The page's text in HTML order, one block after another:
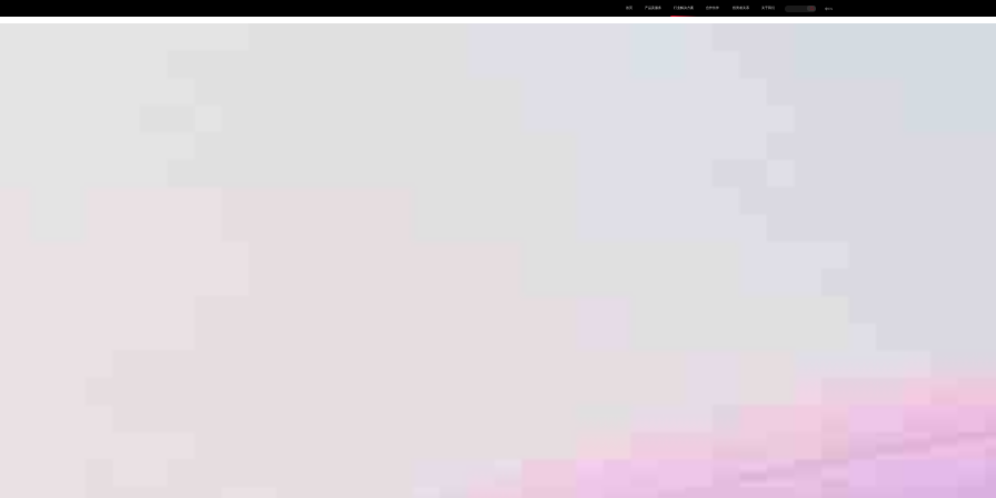
首页 产品及服务 行业解决方案 合作伙伴 投资者关系 关于我们 中EN